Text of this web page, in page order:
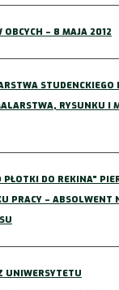
OBCYCH – 8 MAJA 2012
STUDENCKIEGO
RYSUNKU I
PŁOTKI DO REKINA”
PRACY – ABSOLWENT
UNIWERSYTETU